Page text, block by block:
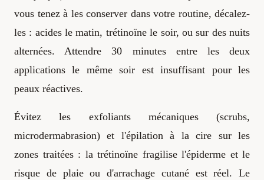
vous tenez à les conserver dans votre routine, décalez-
les : acides le matin, trétinoïne le soir, ou sur des nuits
alternées. Attendre 30 minutes entre les deux
applications le même soir est insuffisant pour les
peaux réactives.
Évitez les exfoliants mécaniques (scrubs,
microdermabrasion) et l'épilation à la cire sur les
zones traitées : la trétinoïne fragilise l'épiderme et le
risque de plaie ou d'arrachage cutané est réel. Le